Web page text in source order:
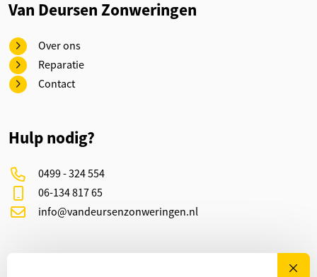
Van Deursen Zonweringen
Over ons
Reparatie
Contact
Hulp nodig?
0499 - 324 554
06-134 817 65
info@vandeursenzonweringen.nl